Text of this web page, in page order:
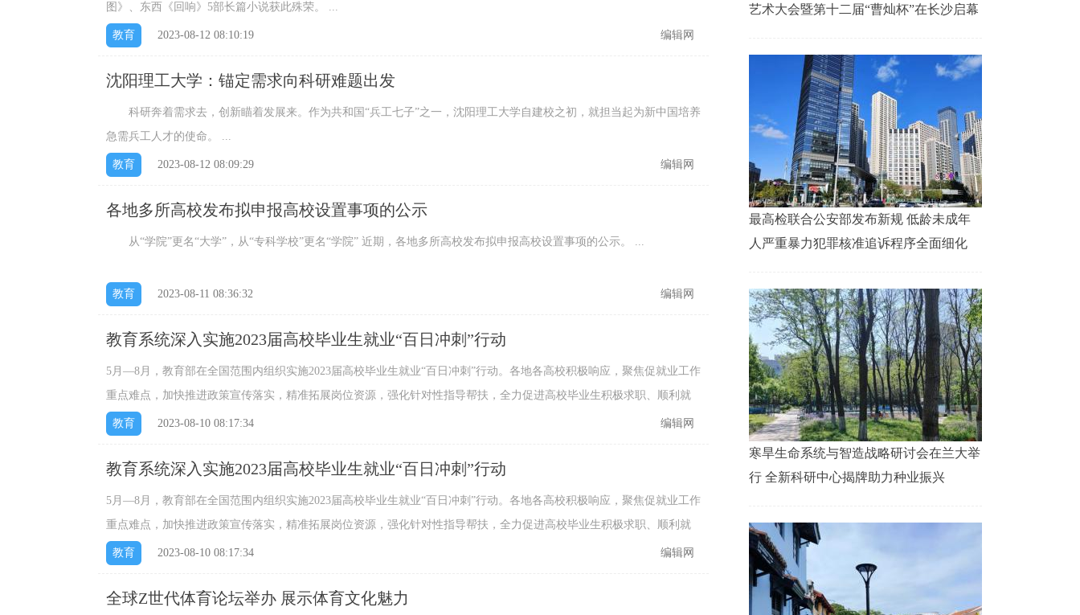
图》、东西《回响》5部长篇小说获此殊荣。 ...
教育 2023-08-12 08:10:19 编辑网
沈阳理工大学：锚定需求向科研难题出发
科研奔着需求去，创新瞄着发展来。作为共和国“兵工七子”之一，沈阳理工大学自建校之初，就担当起为新中国培养
急需兵工人才的使命。 ...
教育 2023-08-12 08:09:29 编辑网
各地多所高校发布拟申报高校设置事项的公示
从“学院”更名“大学”，从“专科学校”更名“学院” 近期，各地多所高校发布拟申报高校设置事项的公示。 ...
教育 2023-08-11 08:36:32 编辑网
教育系统深入实施2023届高校毕业生就业“百日冲刺”行动
5月—8月，教育部在全国范围内组织实施2023届高校毕业生就业“百日冲刺”行动。各地各高校积极响应，聚焦促就业工作
重点难点，加快推进政策宣传落实，精准拓展岗位资源，强化针对性指导帮扶，全力促进高校毕业生积极求职、顺利就
业。...
教育 2023-08-10 08:17:34 编辑网
教育系统深入实施2023届高校毕业生就业“百日冲刺”行动
5月—8月，教育部在全国范围内组织实施2023届高校毕业生就业“百日冲刺”行动。各地各高校积极响应，聚焦促就业工作
重点难点，加快推进政策宣传落实，精准拓展岗位资源，强化针对性指导帮扶，全力促进高校毕业生积极求职、顺利就
业。...
教育 2023-08-10 08:17:34 编辑网
全球Z世代体育论坛举办 展示体育文化魅力
艺术大会暨第十二届“曹灿杯”在长沙启幕
最高检联合公安部发布新规 低龄未成年
人严重暴力犯罪核准追诉程序全面细化
寒旱生命系统与智造战略研讨会在兰大举
行 全新科研中心揭牌助力种业振兴